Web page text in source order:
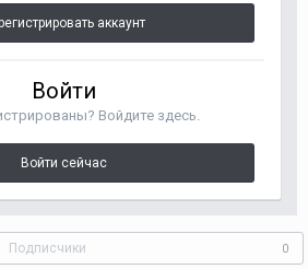
аккаунт
Войти
Войдите здесь.
Войти сейчас
Подписчики 0